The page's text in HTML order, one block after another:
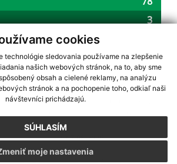
cookies
technológie sledovania používame na zlepšenie
našich webových stránok, na to, aby sme
obsah a cielené reklamy, na analýzu
stránok a na pochopenie toho, odkiaľ naši
návštevníci prichádzajú.
SÚHLASÍM
moje nastavenia
aktuálnych informácií s využitím RSS
systém ECHELON 2,Mapa stránok,web portál
s.r.o.,domény,registrácia domény
aktualizácia:07.08.2026
|Vyhlásenie o prístupnosti